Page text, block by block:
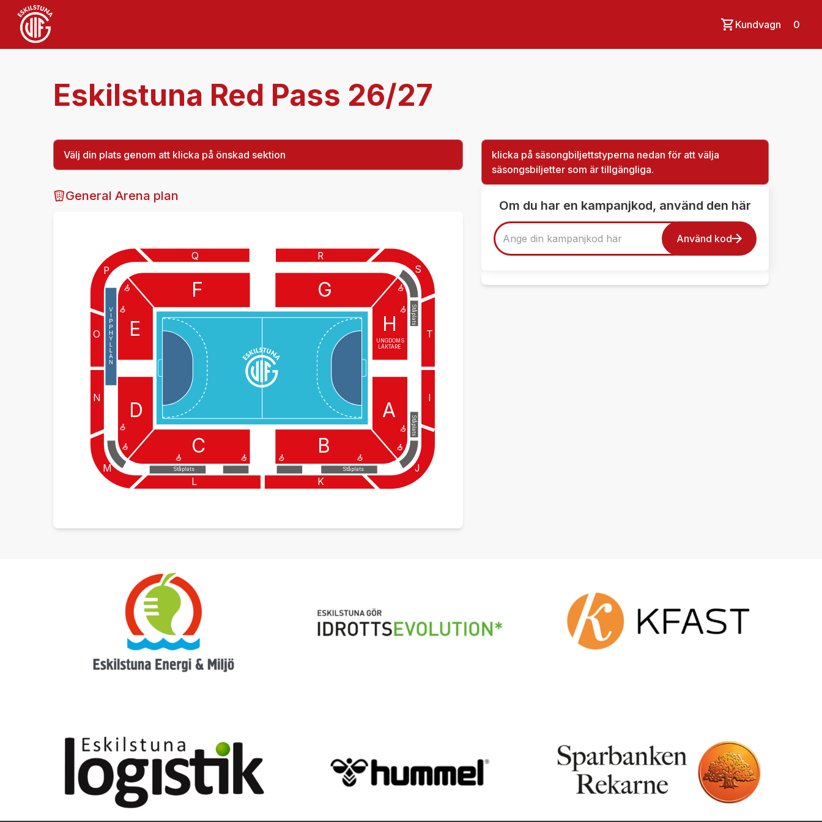
Kundvagn 0
Eskilstuna Red Pass 26/27
Välj din plats genom att klicka på önskad sektion
General Arena plan
R
S
J
P
M
I
O
N
G
H
A
E
D
Q
F
K
Ståplats
Ståplats
Ståplats
Ståplats
UNGDOMS
LÄKTARE
B
L
C
T
klicka på säsongbiljettstyperna nedan för att välja
säsongsbiljetter som är tillgängliga.
Om du har en kampanjkod, använd den här
Använd kod